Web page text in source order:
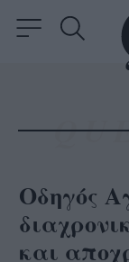
Oδηγός
και